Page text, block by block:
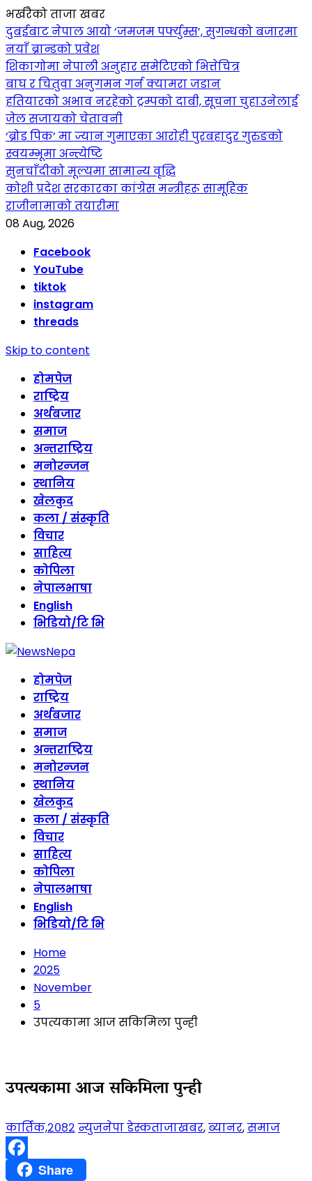
भर्खरैको ताजा खबर
दुबईबाट नेपाल आयो ‘जमजम पर्फ्युम्स’, सुगन्धको बजारमा
नयाँ ब्रान्डको प्रवेश
शिकागोमा नेपाली अनुहार समेटिएको भित्तेचित्र
बाघ र चितुवा अनुगमन गर्न क्यामरा जडान
हतियारको अभाव नरहेको ट्रम्पको दाबी, सूचना चुहाउनेलाई
जेल सजायको चेतावनी
‘ब्रोड पिक’ मा ज्यान गुमाएका आराेही पुरबहादुर गुरुङको
स्वयम्भूमा अन्त्येष्टि
सुनचाँदीको मूल्यमा सामान्य वृद्धि
कोशी प्रदेश सरकारका कांग्रेस मन्त्रीहरू सामूहिक
राजीनामाको तयारीमा
08 Aug, 2026
Facebook
YouTube
tiktok
instagram
threads
Skip to content
होमपेज
राष्ट्रिय
अर्थबजार
समाज
अन्तराष्ट्रिय
मनोरन्जन
स्थानिय
खेलकुद
कला / संस्कृति
विचार
साहित्य
कोपिला
नेपालभाषा
English
भिडियो/टि भि
होमपेज
राष्ट्रिय
अर्थबजार
समाज
अन्तराष्ट्रिय
मनोरन्जन
स्थानिय
खेलकुद
कला / संस्कृति
विचार
साहित्य
कोपिला
नेपालभाषा
English
भिडियो/टि भि
Home
2025
November
5
उपत्यकामा आज सकिमिला पुन्ही
उपत्यकामा आज सकिमिला पुन्ही
कार्तिक,२०८२ न्युजनेपा डेस्कताजाखबर,ब्यानर,समाज
FacebookShare